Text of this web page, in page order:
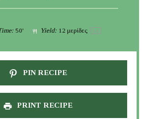
50' Yield: 12 μερίδες 1 x
PIN RECIPE
PRINT RECIPE